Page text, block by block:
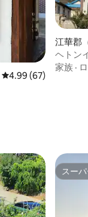
レビュー67件、5つ
4.99 (67)
江華郡
ンショ
ヘトン
旅行 #
家族 ·
スー
スー